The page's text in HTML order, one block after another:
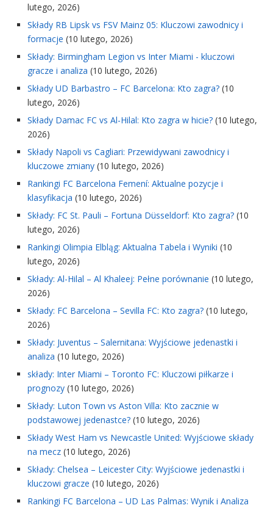
lutego, 2026)
Składy RB Lipsk vs FSV Mainz 05: Kluczowi zawodnicy i
formacje (10 lutego, 2026)
Składy: Birmingham Legion vs Inter Miami - kluczowi
gracze i analiza (10 lutego, 2026)
Składy UD Barbastro – FC Barcelona: Kto zagra? (10
lutego, 2026)
Składy Damac FC vs Al-Hilal: Kto zagra w hicie? (10 lutego,
2026)
Składy Napoli vs Cagliari: Przewidywani zawodnicy i
kluczowe zmiany (10 lutego, 2026)
Rankingi FC Barcelona Femení: Aktualne pozycje i
klasyfikacja (10 lutego, 2026)
Składy: FC St. Pauli – Fortuna Düsseldorf: Kto zagra? (10
lutego, 2026)
Rankingi Olimpia Elbląg: Aktualna Tabela i Wyniki (10
lutego, 2026)
Składy: Al-Hilal – Al Khaleej: Pełne porównanie (10 lutego,
2026)
Składy: FC Barcelona – Sevilla FC: Kto zagra? (10 lutego,
2026)
Składy: Juventus – Salernitana: Wyjściowe jedenastki i
analiza (10 lutego, 2026)
składy: Inter Miami – Toronto FC: Kluczowi piłkarze i
prognozy (10 lutego, 2026)
Składy: Luton Town vs Aston Villa: Kto zacznie w
podstawowej jedenastce? (10 lutego, 2026)
Składy West Ham vs Newcastle United: Wyjściowe składy
na mecz (10 lutego, 2026)
Składy: Chelsea – Leicester City: Wyjściowe jedenastki i
kluczowi gracze (10 lutego, 2026)
Rankingi FC Barcelona – UD Las Palmas: Wynik i Analiza